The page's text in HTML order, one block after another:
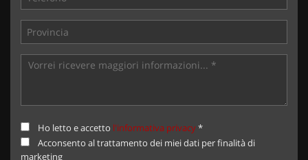
Ho letto e accetto l'informativa privacy*
Acconsento al trattamento dei miei dati per finalità di
marketing